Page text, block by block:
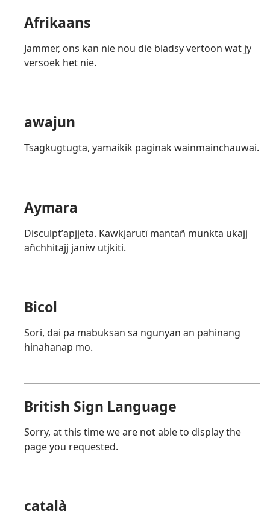
Afrikaans
Jammer, ons kan nie nou die bladsy vertoon wat jy
versoek het nie.
awajun
Tsagkugtugta, yamaikik paginak wainmainchauwai.
Aymara
Disculptʼapjjeta. Kawkjarutï mantañ munkta ukajj
añchhitajj janiw utjkiti.
Bicol
Sori, dai pa mabuksan sa ngunyan an pahinang
hinahanap mo.
British Sign Language
Sorry, at this time we are not able to display the
page you requested.
català